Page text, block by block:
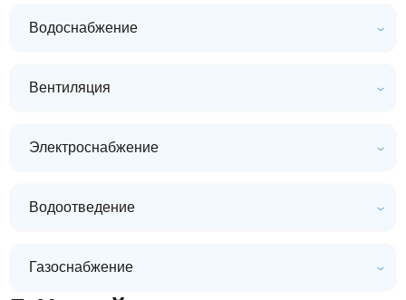
Водоснабжение
Вентиляция
Электроснабжение
Водоотведение
Газоснабжение